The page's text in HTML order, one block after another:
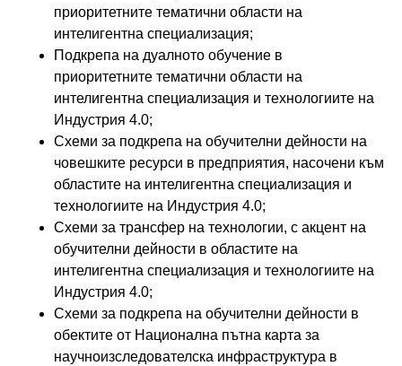
приоритетните тематични области на
интелигентна специализация;
Подкрепа на дуалното обучение в
приоритетните тематични области на
интелигентна специализация и технологиите на
Индустрия 4.0;
Схеми за подкрепа на обучителни дейности на
човешките ресурси в предприятия, насочени към
областите на интелигентна специализация и
технологиите на Индустрия 4.0;
Схеми за трансфер на технологии, с акцент на
обучителни дейности в областите на
интелигентна специализация и технологиите на
Индустрия 4.0;
Схеми за подкрепа на обучителни дейности в
обектите от Национална пътна карта за
научноизследователска инфраструктура в